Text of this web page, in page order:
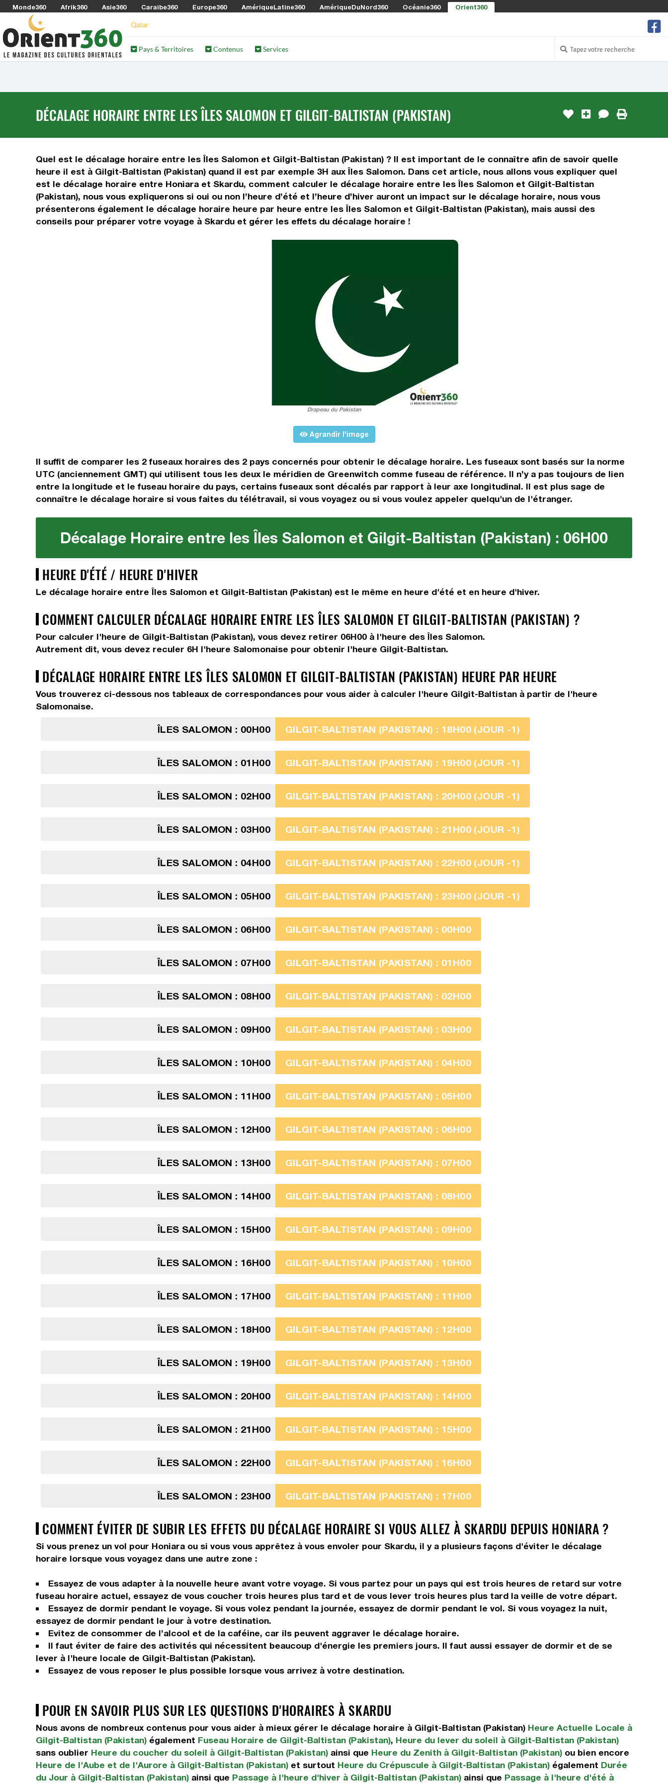
Monde360 Afrik360 Asie360 Caraibe360 Europe360 AmériqueLatine360 AmériqueDuNord360 Océanie360 Orient360
Qatar
Pays & Territoires Contenus Services
DÉCALAGE HORAIRE ENTRE LES ÎLES SALOMON ET GILGIT-BALTISTAN (PAKISTAN)
Quel est le décalage horaire entre les Îles Salomon et Gilgit-Baltistan (Pakistan) ? Il est important de le connaître afin de savoir quelle
heure il est à Gilgit-Baltistan (Pakistan) quand il est par exemple 3H aux Îles Salomon. Dans cet article, nous allons vous expliquer quel
est le décalage horaire entre Honiara et Skardu, comment calculer le décalage horaire entre les Îles Salomon et Gilgit-Baltistan
(Pakistan), nous vous expliquerons si oui ou non l’heure d’été et l’heure d’hiver auront un impact sur le décalage horaire, nous vous
présenterons également le décalage horaire heure par heure entre les Îles Salomon et Gilgit-Baltistan (Pakistan), mais aussi des
conseils pour préparer votre voyage à Skardu et gérer les effets du décalage horaire !
Drapeau du Pakistan
Agrandir l'image
Il suffit de comparer les 2 fuseaux horaires des 2 pays concernés pour obtenir le décalage horaire. Les fuseaux sont basés sur la norme
UTC (anciennement GMT) qui utilisent tous les deux le méridien de Greenwitch comme fuseau de référence. Il n’y a pas toujours de lien
entre la longitude et le fuseau horaire du pays, certains fuseaux sont décalés par rapport à leur axe longitudinal. Il est plus sage de
connaître le décalage horaire si vous faites du télétravail, si vous voyagez ou si vous voulez appeler quelqu'un de l'étranger.
Décalage Horaire entre les Îles Salomon et Gilgit-Baltistan (Pakistan) : 06H00
HEURE D'ÉTÉ / HEURE D'HIVER
Le décalage horaire entre Îles Salomon et Gilgit-Baltistan (Pakistan) est le même en heure d'été et en heure d'hiver.
COMMENT CALCULER DÉCALAGE HORAIRE ENTRE LES ÎLES SALOMON ET GILGIT-BALTISTAN (PAKISTAN) ?
Pour calculer l'heure de Gilgit-Baltistan (Pakistan), vous devez retirer 06H00 à l'heure des Îles Salomon.
Autrement dit, vous devez reculer 6H l'heure Salomonaise pour obtenir l'heure Gilgit-Baltistan.
DÉCALAGE HORAIRE ENTRE LES ÎLES SALOMON ET GILGIT-BALTISTAN (PAKISTAN) HEURE PAR HEURE
Vous trouverez ci-dessous nos tableaux de correspondances pour vous aider à calculer l'heure Gilgit-Baltistan à partir de l'heure
Salomonaise.
ÎLES SALOMON : 00H00 GILGIT-BALTISTAN (PAKISTAN) : 18H00 (JOUR -1)
ÎLES SALOMON : 01H00 GILGIT-BALTISTAN (PAKISTAN) : 19H00 (JOUR -1)
ÎLES SALOMON : 02H00 GILGIT-BALTISTAN (PAKISTAN) : 20H00 (JOUR -1)
ÎLES SALOMON : 03H00 GILGIT-BALTISTAN (PAKISTAN) : 21H00 (JOUR -1)
ÎLES SALOMON : 04H00 GILGIT-BALTISTAN (PAKISTAN) : 22H00 (JOUR -1)
ÎLES SALOMON : 05H00 GILGIT-BALTISTAN (PAKISTAN) : 23H00 (JOUR -1)
ÎLES SALOMON : 06H00 GILGIT-BALTISTAN (PAKISTAN) : 00H00
ÎLES SALOMON : 07H00 GILGIT-BALTISTAN (PAKISTAN) : 01H00
ÎLES SALOMON : 08H00 GILGIT-BALTISTAN (PAKISTAN) : 02H00
ÎLES SALOMON : 09H00 GILGIT-BALTISTAN (PAKISTAN) : 03H00
ÎLES SALOMON : 10H00 GILGIT-BALTISTAN (PAKISTAN) : 04H00
ÎLES SALOMON : 11H00 GILGIT-BALTISTAN (PAKISTAN) : 05H00
ÎLES SALOMON : 12H00 GILGIT-BALTISTAN (PAKISTAN) : 06H00
ÎLES SALOMON : 13H00 GILGIT-BALTISTAN (PAKISTAN) : 07H00
ÎLES SALOMON : 14H00 GILGIT-BALTISTAN (PAKISTAN) : 08H00
ÎLES SALOMON : 15H00 GILGIT-BALTISTAN (PAKISTAN) : 09H00
ÎLES SALOMON : 16H00 GILGIT-BALTISTAN (PAKISTAN) : 10H00
ÎLES SALOMON : 17H00 GILGIT-BALTISTAN (PAKISTAN) : 11H00
ÎLES SALOMON : 18H00 GILGIT-BALTISTAN (PAKISTAN) : 12H00
ÎLES SALOMON : 19H00 GILGIT-BALTISTAN (PAKISTAN) : 13H00
ÎLES SALOMON : 20H00 GILGIT-BALTISTAN (PAKISTAN) : 14H00
ÎLES SALOMON : 21H00 GILGIT-BALTISTAN (PAKISTAN) : 15H00
ÎLES SALOMON : 22H00 GILGIT-BALTISTAN (PAKISTAN) : 16H00
ÎLES SALOMON : 23H00 GILGIT-BALTISTAN (PAKISTAN) : 17H00
COMMENT ÉVITER DE SUBIR LES EFFETS DU DÉCALAGE HORAIRE SI VOUS ALLEZ À SKARDU DEPUIS HONIARA ?
Si vous prenez un vol pour Honiara ou si vous vous apprêtez à vous envoler pour Skardu, il y a plusieurs façons d'éviter le décalage
horaire lorsque vous voyagez dans une autre zone :
Essayez de vous adapter à la nouvelle heure avant votre voyage. Si vous partez pour un pays qui est trois heures de retard sur votre
fuseau horaire actuel, essayez de vous coucher trois heures plus tard et de vous lever trois heures plus tard la veille de votre départ.
Essayez de dormir pendant le voyage. Si vous volez pendant la journée, essayez de dormir pendant le vol. Si vous voyagez la nuit,
essayez de dormir pendant le jour à votre destination.
Evitez de consommer de l’alcool et de la caféine, car ils peuvent aggraver le décalage horaire.
Il faut éviter de faire des activités qui nécessitent beaucoup d'énergie les premiers jours. Il faut aussi essayer de dormir et de se
lever à l'heure locale de Gilgit-Baltistan (Pakistan).
Essayez de vous reposer le plus possible lorsque vous arrivez à votre destination.
POUR EN SAVOIR PLUS SUR LES QUESTIONS D'HORAIRES À SKARDU
Nous avons de nombreux contenus pour vous aider à mieux gérer le décalage horaire à Gilgit-Baltistan (Pakistan) Heure Actuelle Locale à
Gilgit-Baltistan (Pakistan) également Fuseau Horaire de Gilgit-Baltistan (Pakistan), Heure du lever du soleil à Gilgit-Baltistan (Pakistan)
sans oublier Heure du coucher du soleil à Gilgit-Baltistan (Pakistan) ainsi que Heure du Zenith à Gilgit-Baltistan (Pakistan) ou bien encore
Heure de l'Aube et de l'Aurore à Gilgit-Baltistan (Pakistan) et surtout Heure du Crépuscule à Gilgit-Baltistan (Pakistan) également Durée
du Jour à Gilgit-Baltistan (Pakistan) ainsi que Passage à l'heure d'hiver à Gilgit-Baltistan (Pakistan) ainsi que Passage à l'heure d'été à